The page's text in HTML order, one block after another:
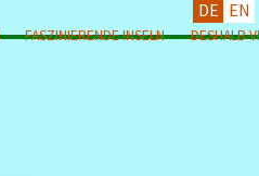
FASZINIERENDE INSELN DESHALB
DE EN